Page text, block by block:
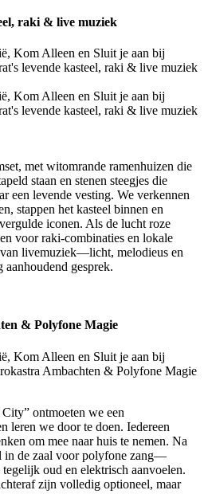
raki & live muziek
met witomrande ramenhuizen die
staan en stenen steegjes die
een levende vesting. We verkennen
stappen het kasteel binnen en
iconen. Als de lucht roze
voor raki-combinaties en lokale
van livemuziek—licht, melodieus en
aanhoudend gesprek.
& Polyfone Magie
ontmoeten we een
leren we door te doen. Iedereen
om mee naar huis te nemen. Na
in de zaal voor polyfone zang—
tegelijk oud en elektrisch aanvoelen.
zijn volledig optioneel, maar